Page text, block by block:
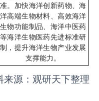
准。加快海洋创新药物、海
洋高端生物材料、高效海洋
生物功能制品、海洋中医药
等海洋生物医药先进标准研
制，提升海洋生物产业发展
支撑能力。
来源：观研天下整理